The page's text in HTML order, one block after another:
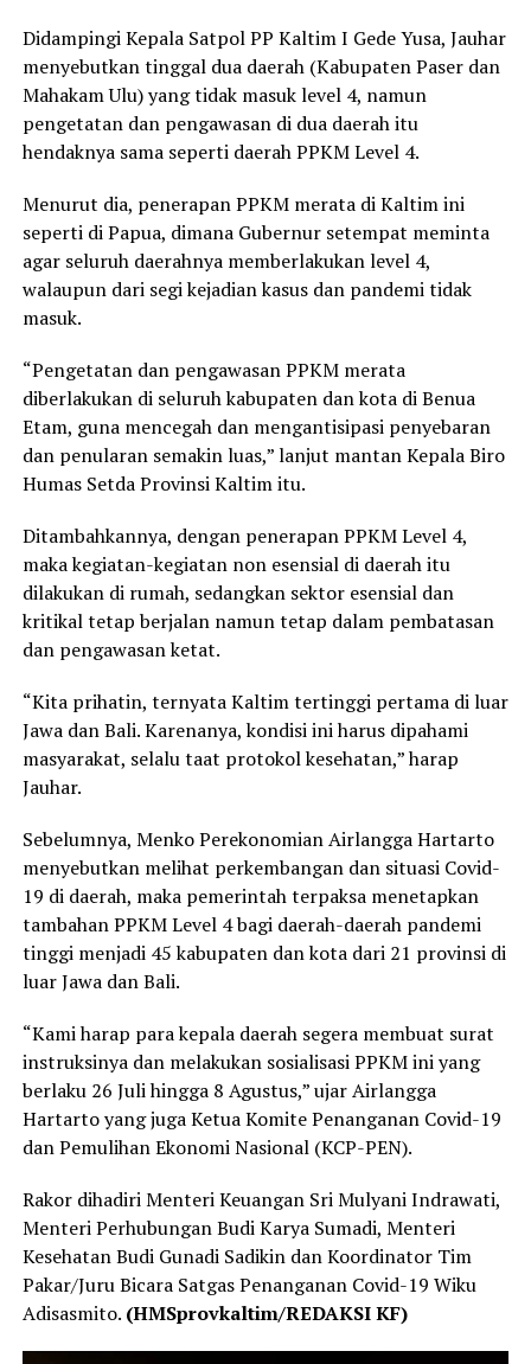
Didampingi Kepala Satpol PP Kaltim I Gede Yusa, Jauhar
menyebutkan tinggal dua daerah (Kabupaten Paser dan
Mahakam Ulu) yang tidak masuk level 4, namun
pengetatan dan pengawasan di dua daerah itu
hendaknya sama seperti daerah PPKM Level 4.
Menurut dia, penerapan PPKM merata di Kaltim ini
seperti di Papua, dimana Gubernur setempat meminta
agar seluruh daerahnya memberlakukan level 4,
walaupun dari segi kejadian kasus dan pandemi tidak
masuk.
“Pengetatan dan pengawasan PPKM merata
diberlakukan di seluruh kabupaten dan kota di Benua
Etam, guna mencegah dan mengantisipasi penyebaran
dan penularan semakin luas,” lanjut mantan Kepala Biro
Humas Setda Provinsi Kaltim itu.
Ditambahkannya, dengan penerapan PPKM Level 4,
maka kegiatan-kegiatan non esensial di daerah itu
dilakukan di rumah, sedangkan sektor esensial dan
kritikal tetap berjalan namun tetap dalam pembatasan
dan pengawasan ketat.
“Kita prihatin, ternyata Kaltim tertinggi pertama di luar
Jawa dan Bali. Karenanya, kondisi ini harus dipahami
masyarakat, selalu taat protokol kesehatan,” harap
Jauhar.
Sebelumnya, Menko Perekonomian Airlangga Hartarto
menyebutkan melihat perkembangan dan situasi Covid-
19 di daerah, maka pemerintah terpaksa menetapkan
tambahan PPKM Level 4 bagi daerah-daerah pandemi
tinggi menjadi 45 kabupaten dan kota dari 21 provinsi di
luar Jawa dan Bali.
“Kami harap para kepala daerah segera membuat surat
instruksinya dan melakukan sosialisasi PPKM ini yang
berlaku 26 Juli hingga 8 Agustus,” ujar Airlangga
Hartarto yang juga Ketua Komite Penanganan Covid-19
dan Pemulihan Ekonomi Nasional (KCP-PEN).
Rakor dihadiri Menteri Keuangan Sri Mulyani Indrawati,
Menteri Perhubungan Budi Karya Sumadi, Menteri
Kesehatan Budi Gunadi Sadikin dan Koordinator Tim
Pakar/Juru Bicara Satgas Penanganan Covid-19 Wiku
Adisasmito. (HMSprovkaltim/REDAKSI KF)